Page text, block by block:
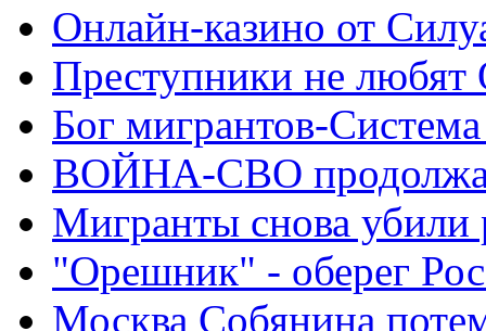
Онлайн-казино от
Преступники не
Бог мигрантов-
ВОЙНА-СВО
Мигранты снова убили
"Орешник" - оберег
Москва Собянина